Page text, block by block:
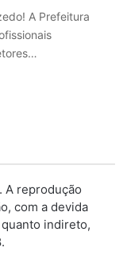
A Prefeitura
A reprodução
com a devida
indireto,